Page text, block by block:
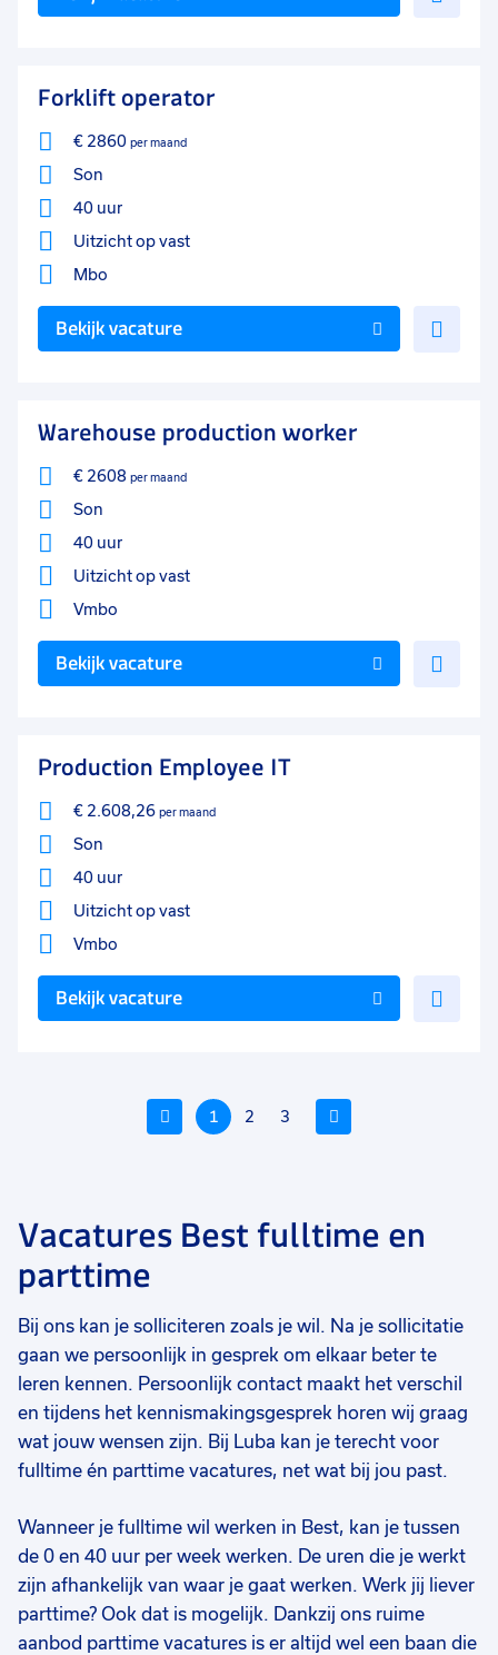
Forklift operator
€ 2860 per maand
Son
40 uur
Uitzicht op vast
Mbo
Bekijk vacature
Warehouse production worker
€ 2608 per maand
Son
40 uur
Uitzicht op vast
Vmbo
Bekijk vacature
Production Employee IT
€ 2.608,26 per maand
Son
40 uur
Uitzicht op vast
Vmbo
Bekijk vacature
Vorige
1 2 3
toe
aan
favorieten
Verkoopadviseur interieur
40 uur
Uitzicht op vast
€ 15,25-€ 16,75 p.u.
Allround warehouse
employee
40 uur
Uitzicht op vast
€ 14,99-€ 16,09 p.u.
Vacatures Best fulltime en
parttime
Bij ons kan je solliciteren zoals je wil. Na je sollicitatie
gaan we persoonlijk in gesprek om elkaar beter te
leren kennen. Persoonlijk contact maakt het verschil
en tijdens het kennismakingsgesprek horen wij graag
wat jouw wensen zijn. Bij Luba kan je terecht voor
fulltime én parttime vacatures, net wat bij jou past.
Wanneer je fulltime wil werken in Best, kan je tussen
de 0 en 40 uur per week werken. De uren die je werkt
zijn afhankelijk van waar je gaat werken. Werk jij liever
parttime? Ook dat is mogelijk. Dankzij ons ruime
aanbod parttime vacatures is er altijd wel een baan die